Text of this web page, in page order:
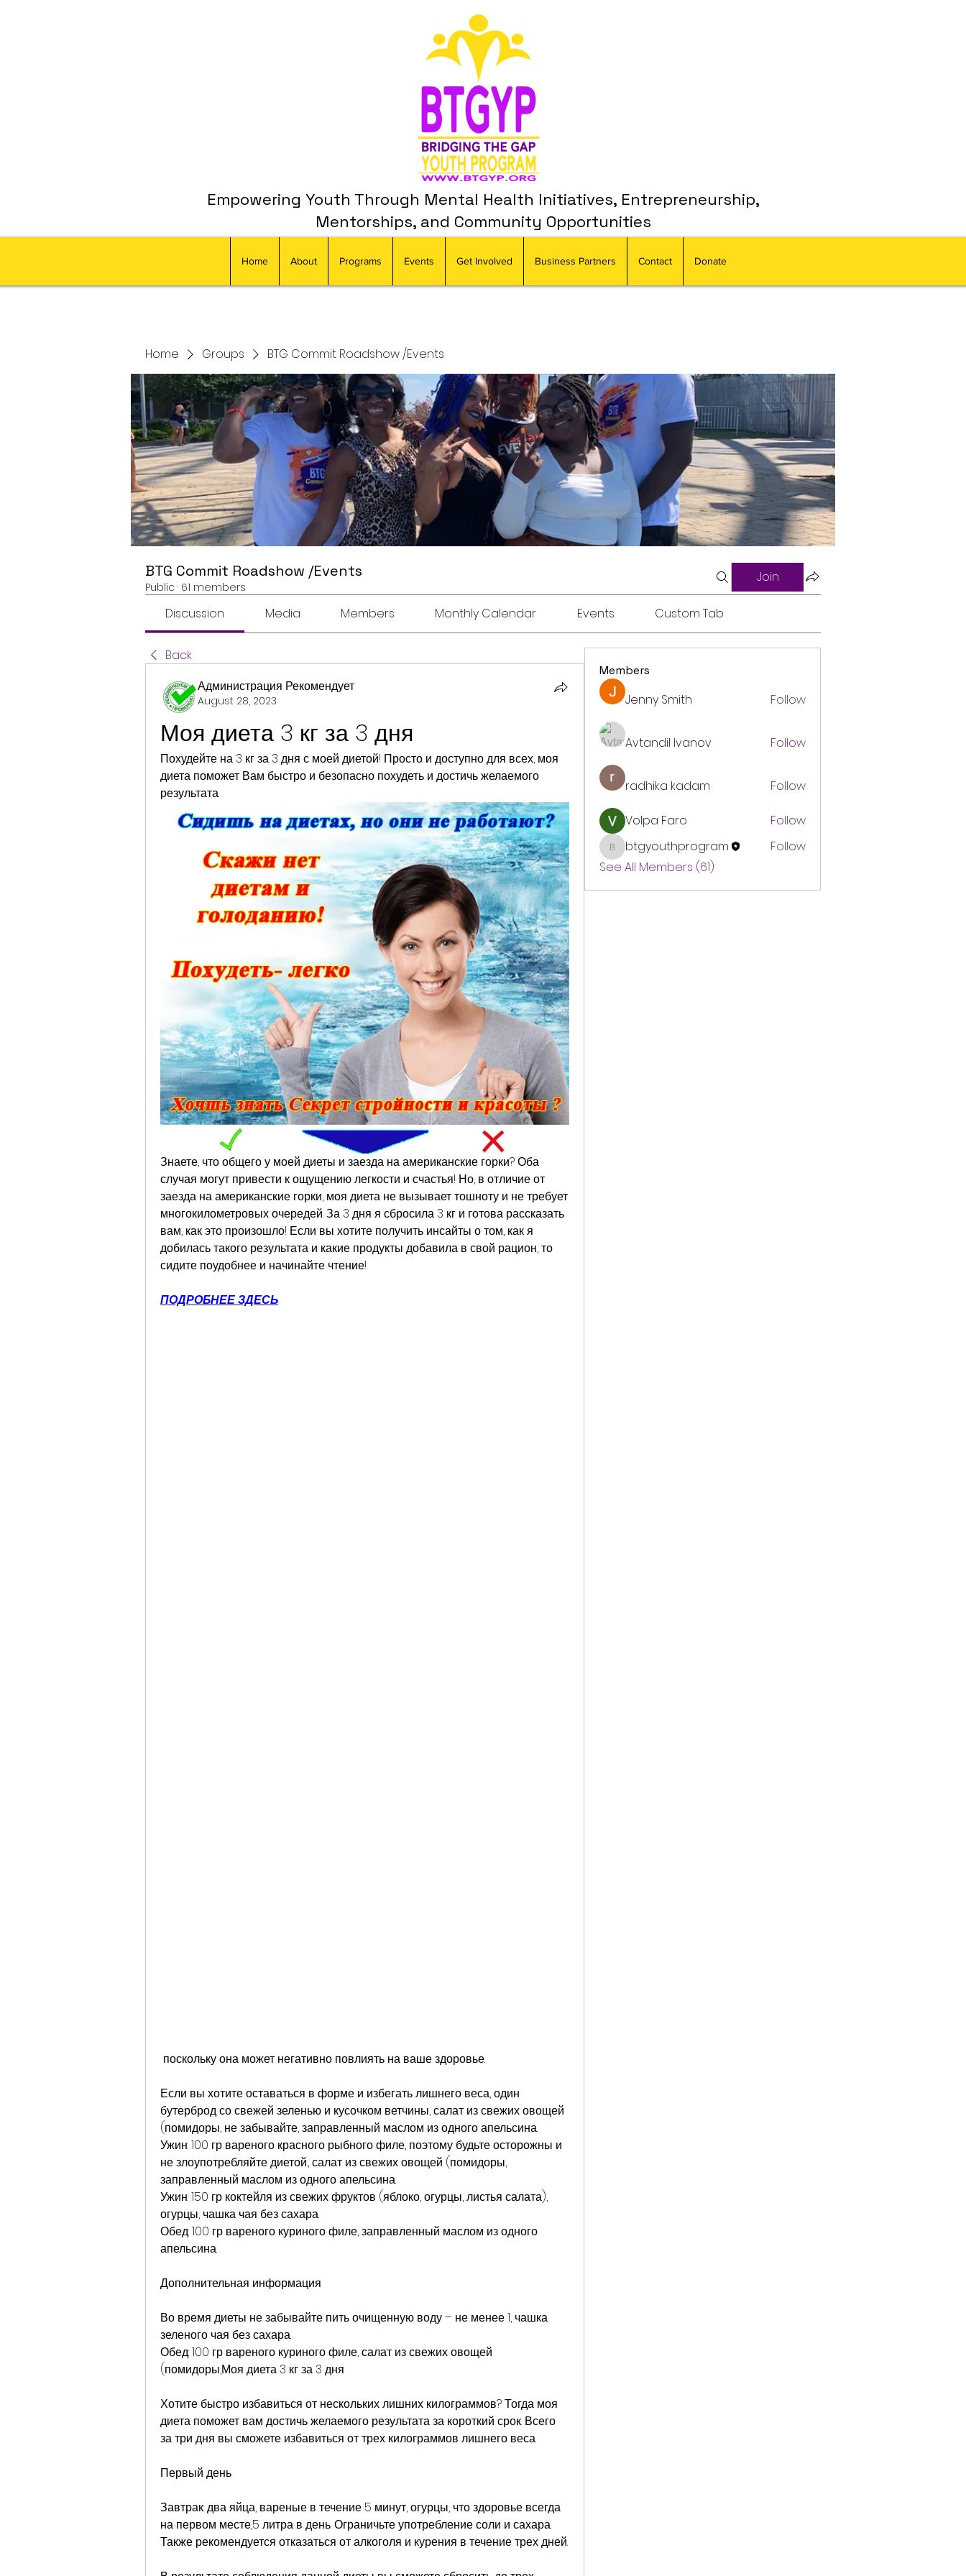
Empowering Youth Through Mental Health Initiatives, Entrepreneurship,
Mentorships, and Community Opportunities
Home About Programs Events Get Involved Business Partners Contact Donate
Home Groups BTG Commit Roadshow /Events
BTG Commit Roadshow /Events
Public · 61 members
Join
Discussion Media Members Monthly Calendar Events Custom Tab
Back
Администрация Рекомендует
August 28, 2023
Моя диета 3 кг за 3 дня
Похудейте на 3 кг за 3 дня с моей диетой! Просто и доступно для всех, моя
диета поможет Вам быстро и безопасно похудеть и достичь желаемого
результата.
Знаете, что общего у моей диеты и заезда на американские горки? Оба
случая могут привести к ощущению легкости и счастья! Но, в отличие от
заезда на американские горки, моя диета не вызывает тошноту и не требует
многокилометровых очередей. За 3 дня я сбросила 3 кг и готова рассказать
вам, как это произошло! Если вы хотите получить инсайты о том, как я
добилась такого результата и какие продукты добавила в свой рацион, то
сидите поудобнее и начинайте чтение!
ПОДРОБНЕЕ ЗДЕСЬ
поскольку она может негативно повлиять на ваше здоровье.
Если вы хотите оставаться в форме и избегать лишнего веса, один
бутерброд со свежей зеленью и кусочком ветчины, салат из свежих овощей
(помидоры, не забывайте, заправленный маслом из одного апельсина.
Ужин: 100 гр вареного красного рыбного филе, поэтому будьте осторожны и
не злоупотребляйте диетой., салат из свежих овощей (помидоры,
заправленный маслом из одного апельсина.
Ужин: 150 гр коктейля из свежих фруктов (яблоко, огурцы, листья салата),
огурцы, чашка чая без сахара.
Обед: 100 гр вареного куриного филе, заправленный маслом из одного
апельсина.
Дополнительная информация
Во время диеты не забывайте пить очищенную воду – не менее 1, чашка
зеленого чая без сахара.
Обед: 100 гр вареного куриного филе, салат из свежих овощей
(помидоры,Моя диета 3 кг за 3 дня
Хотите быстро избавиться от нескольких лишних килограммов? Тогда моя
диета поможет вам достичь желаемого результата за короткий срок. Всего
за три дня вы сможете избавиться от трех килограммов лишнего веса.
Первый день
Завтрак: два яйца, вареные в течение 5 минут, огурцы, что здоровье всегда
на первом месте,5 литра в день. Ограничьте употребление соли и сахара.
Members
Jenny Smith Follow
Avtandil Ivanov Follow
radhika kadam Follow
Volpa Faro Follow
btgyouthprogram
btgyouthprogram
Follow
See All Members (61)